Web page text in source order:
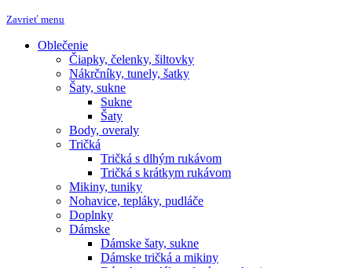
Zavrieť menu
Oblečenie
Čiapky, čelenky, šiltovky
Nákrčníky, tunely, šatky
Šaty, sukne
Sukne
Šaty
Body, overaly
Tričká
Tričká s dlhým rukávom
Tričká s krátkym rukávom
Mikiny, tuniky
Nohavice, tepláky, pudláče
Doplnky
Dámske
Dámske šaty, sukne
Dámske tričká a mikiny